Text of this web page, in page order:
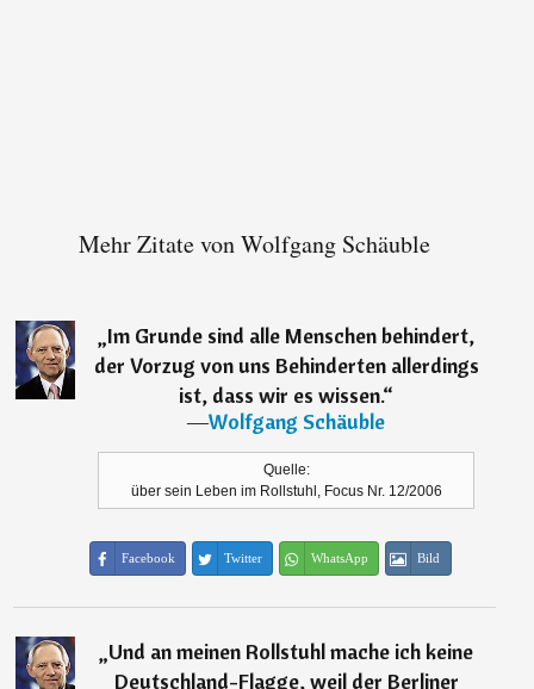
Mehr Zitate von Wolfgang Schäuble
„Im Grunde sind alle Menschen behindert,
der Vorzug von uns Behinderten allerdings
ist, dass wir es wissen.“
―Wolfgang Schäuble
Quelle:
über sein Leben im Rollstuhl, Focus Nr. 12/2006
Facebook Twitter WhatsApp Bild
„Und an meinen Rollstuhl mache ich keine
Deutschland-Flagge, weil der Berliner